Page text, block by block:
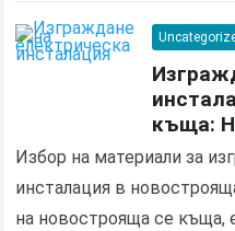
къща:
избор
Избор на материали за
инсталация в
на новострояща се къща,